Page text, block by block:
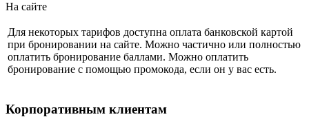
На сайте
Для некоторых тарифов доступна оплата банковской картой
при бронировании на сайте. Можно частично или полностью
оплатить бронирование баллами. Можно оплатить
бронирование с помощью промокода, если он у вас есть.
Корпоративным клиентам